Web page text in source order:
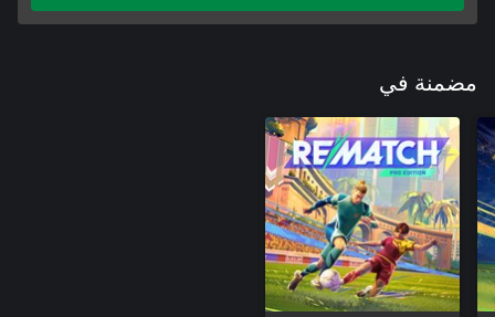
مضمنة في